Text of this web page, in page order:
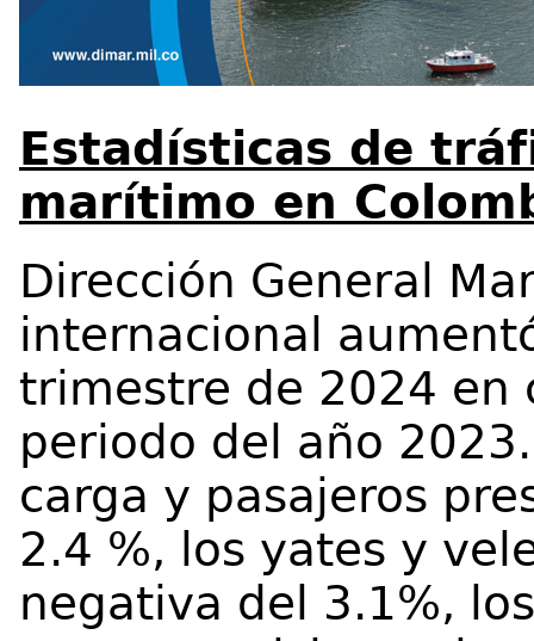
Estadísticas de
marítimo en
Dirección General
internacional
trimestre de 2024 en
periodo del año
carga y pasajeros
2.4 %, los yates y
negativa del 3.1%,